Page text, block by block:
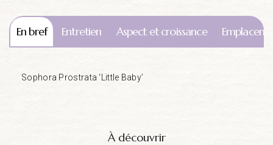
En bref Entretien Aspect et croissance
Sophora Prostrata ‘Little Baby’
À découvrir